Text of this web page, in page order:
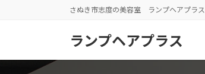
ツ
シ
さぬき市志度の美容室 ランプヘアプラス
ランプヘアプラス